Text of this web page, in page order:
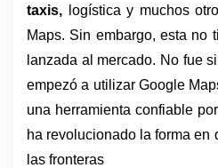
taxis,
logística y muchos
Maps. Sin embargo, esta no
lanzada al mercado. No fue
empezó a utilizar Google
una herramienta confiable
ha revolucionado la forma en
las fronteras